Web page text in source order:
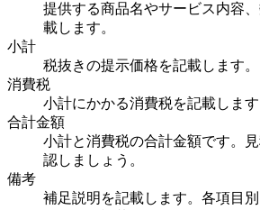
提供する商品名やサービス内容
載します。
小計
税抜きの提示価格を記載します。
消費税
小計にかかる消費税を記載します
合計金額
小計と消費税の合計金額です。
認しましょう。
備考
補足説明を記載します。各項目